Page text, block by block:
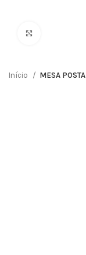
Início MESA POSTA